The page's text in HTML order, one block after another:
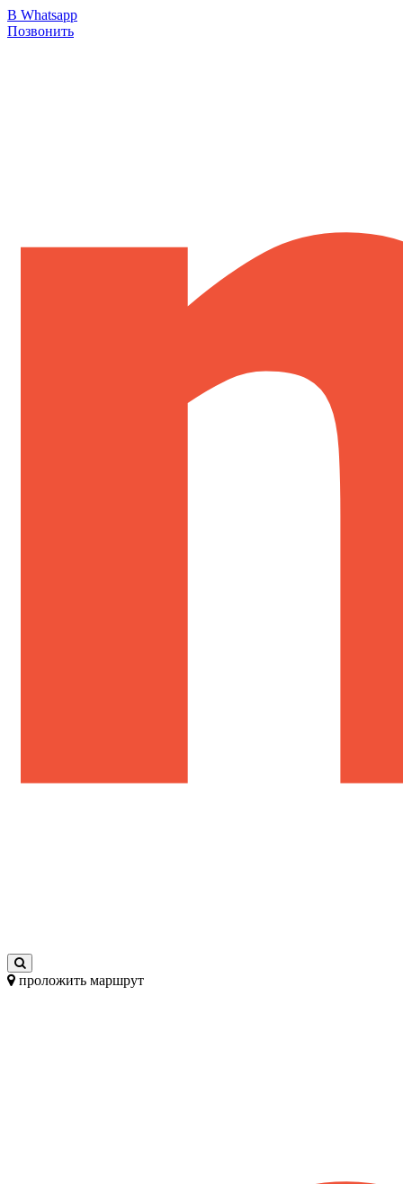
В Whatsapp
Позвонить
проложить маршрут